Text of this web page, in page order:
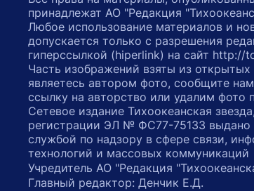
принадлежат АО "Редакция
Любое использование материалов и
допускается только с разрешения
гиперссылкой (hiperlink) на сайт http://
Часть изображений взяты из
являетесь автором фото, сообщите
ссылку на авторство или удалим фото
Сетевое издание Тихоокеанская
регистрации ЭЛ № ФС77-75133 выдано
службой по надзору в сфере связи,
технологий и массовых коммуникаций
Учредитель АО "Редакция
Главный редактор: Денчик Е.Д.